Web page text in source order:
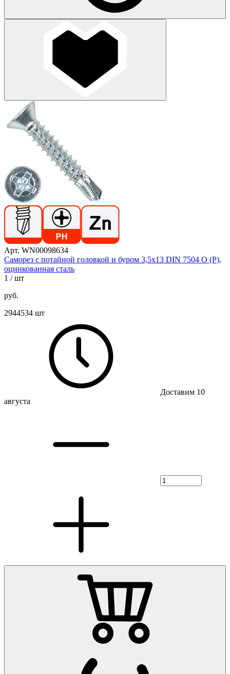
Арт. WN00098634
Саморез с потайной головкой и буром 3,5х13 DIN 7504 O (P),
оцинкованная сталь
1 / шт
руб.
2944534 шт
Доставим 10
августа